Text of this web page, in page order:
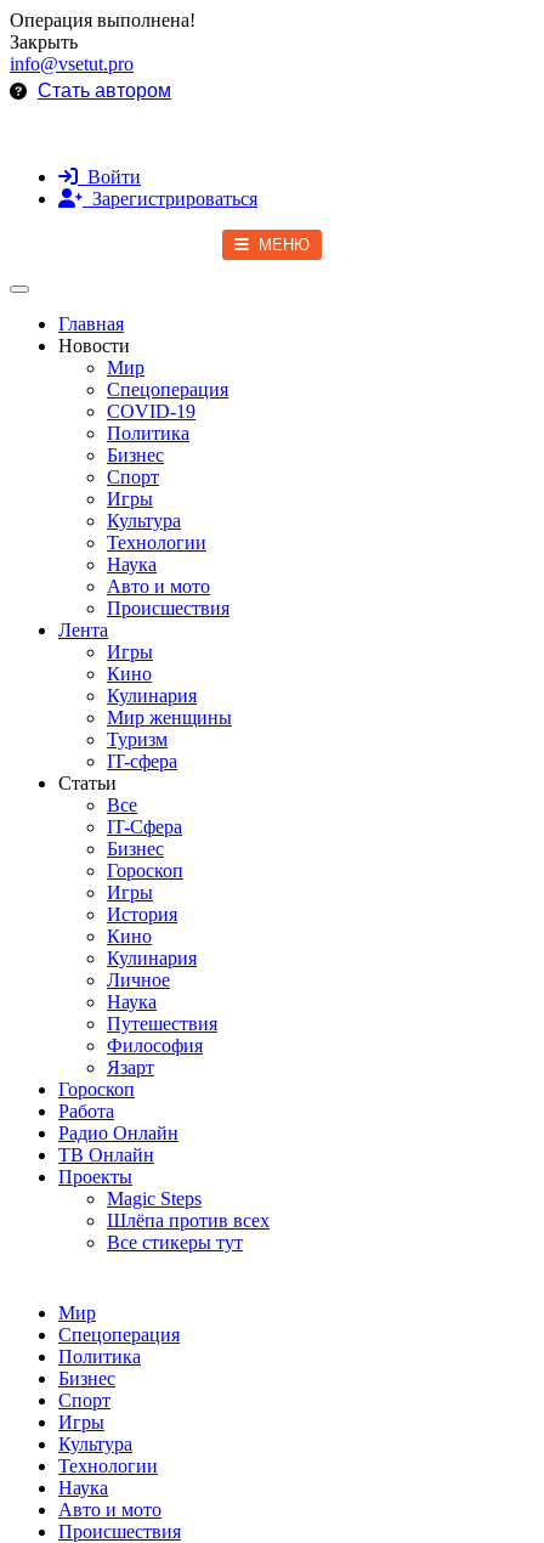
Операция выполнена!
Закрыть
info@vsetut.pro
Стать автором
Войти
Зарегистрироваться
МЕНЮ
Toggle navigation
Главная
Новости
Мир
Спецоперация
COVID-19
Политика
Бизнес
Спорт
Игры
Культура
Технологии
Наука
Авто и мото
Происшествия
Лента
Игры
Кино
Кулинария
Мир женщины
Туризм
IT-сфера
Статьи
Все
IT-Сфера
Бизнес
Гороскоп
Игры
История
Кино
Кулинария
Личное
Наука
Путешествия
Философия
Язарт
Гороскоп
Работа
Радио Онлайн
ТВ Онлайн
Проекты
Magic Steps
Шлёпа против всех
Все стикеры тут
Мир
Спецоперация
Политика
Бизнес
Спорт
Игры
Культура
Технологии
Наука
Авто и мото
Происшествия